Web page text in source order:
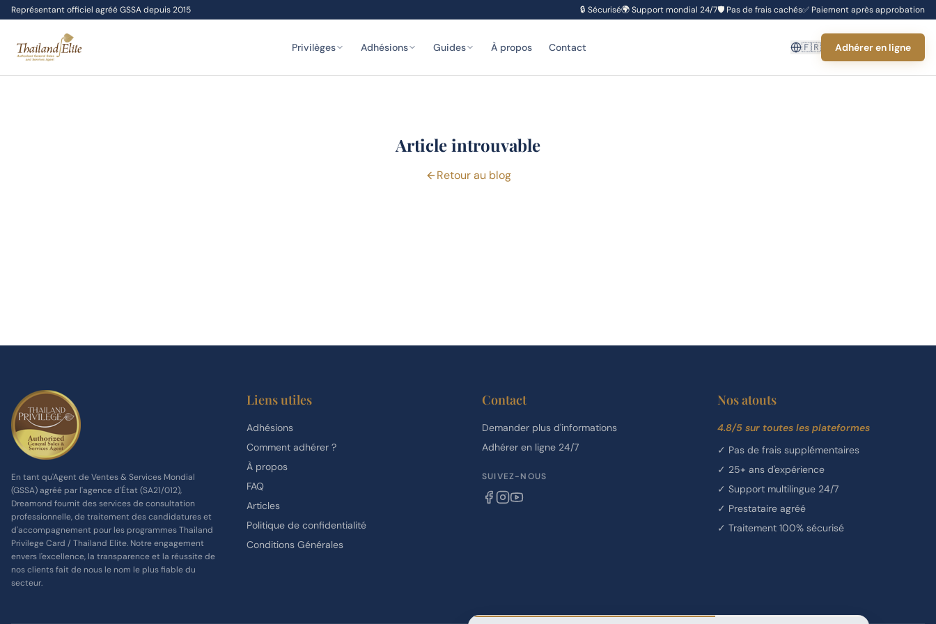
Représentant officiel agréé GSSA depuis 2015 🔒 Sécurisé🌍Support mondial 24/7🛡️ Pas de frais cachés✅ Paiement après approbation
Privilèges Adhésions Guides À propos Contact 🇫🇷 Adhérer en ligne
Article introuvable
Retour au blog
En tant qu'Agent de Ventes & Services Mondial
(GSSA) agréé par l'agence d'État (SA21/012),
Dreamond fournit des services de consultation
professionnelle, de traitement des candidatures et
d'accompagnement pour les programmes Thailand
Privilege Card / Thailand Elite. Notre engagement
envers l'excellence, la transparence et la réussite de
nos clients fait de nous le nom le plus fiable du
secteur.
Liens utiles
Adhésions
Comment adhérer ?
À propos
FAQ
Articles
Politique de confidentialité
Conditions Générales
Contact
Demander plus d'informations
Adhérer en ligne 24/7
SUIVEZ-NOUS
Nos atouts
4.8/5 sur toutes les plateformes
✓ Pas de frais supplémentaires
✓ 25+ ans d'expérience
✓ Support multilingue 24/7
✓ Prestataire agréé
✓ Traitement 100% sécurisé